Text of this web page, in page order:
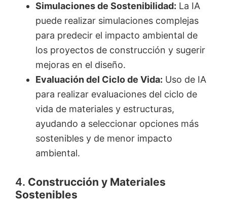
Simulaciones de Sostenibilidad: La IA
puede realizar simulaciones complejas
para predecir el impacto ambiental de
los proyectos de construcción y sugerir
mejoras en el diseño.
Evaluación del Ciclo de Vida: Uso de IA
para realizar evaluaciones del ciclo de
vida de materiales y estructuras,
ayudando a seleccionar opciones más
sostenibles y de menor impacto
ambiental.
4. Construcción y Materiales
Sostenibles